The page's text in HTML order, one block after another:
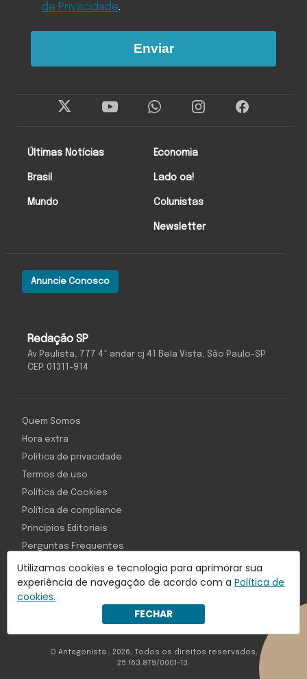
Utilizamos cookies e tecnologia para aprimorar sua
experiência de navegação de acordo com a Política de
cookies.
FECHAR
Redação SP
Av Paulista, 777 4º andar cj 41 Bela Vista, São Paulo-SP
CEP: 01311-914
Anuncie Conosco
Últimas Notícias
Brasil
Mundo
Economia
Lado oa!
Colunistas
Newsletter
de Privacidade.
Enviar
Com inteligência e tecnologia:
Object1ve - Marketing Solution
Quem Somos
Hora extra
Política de privacidade
Termos de uso
Política de Cookies
Política de compliance
Princípios Editoriais
Perguntas Frequentes
O Antagonista , 2026, Todos os direitos reservados,
25.163.879/0001-13.